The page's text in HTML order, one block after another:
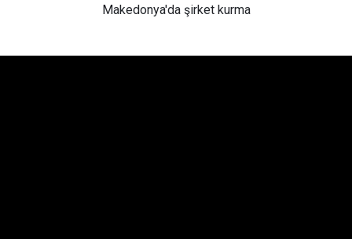
Makedonya'da şirket kurma